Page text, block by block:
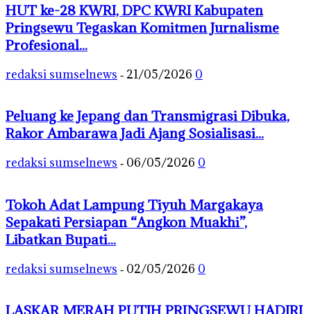
HUT ke-28 KWRI, DPC KWRI Kabupaten
Pringsewu Tegaskan Komitmen Jurnalisme
Profesional...
redaksi sumselnews - 21/05/2026 0
Peluang ke Jepang dan Transmigrasi Dibuka,
Rakor Ambarawa Jadi Ajang Sosialisasi...
redaksi sumselnews - 06/05/2026 0
Tokoh Adat Lampung Tiyuh Margakaya
Sepakati Persiapan “Angkon Muakhi”,
Libatkan Bupati...
redaksi sumselnews - 02/05/2026 0
LASKAR MERAH PUTIH PRINGSEWU HADIRI